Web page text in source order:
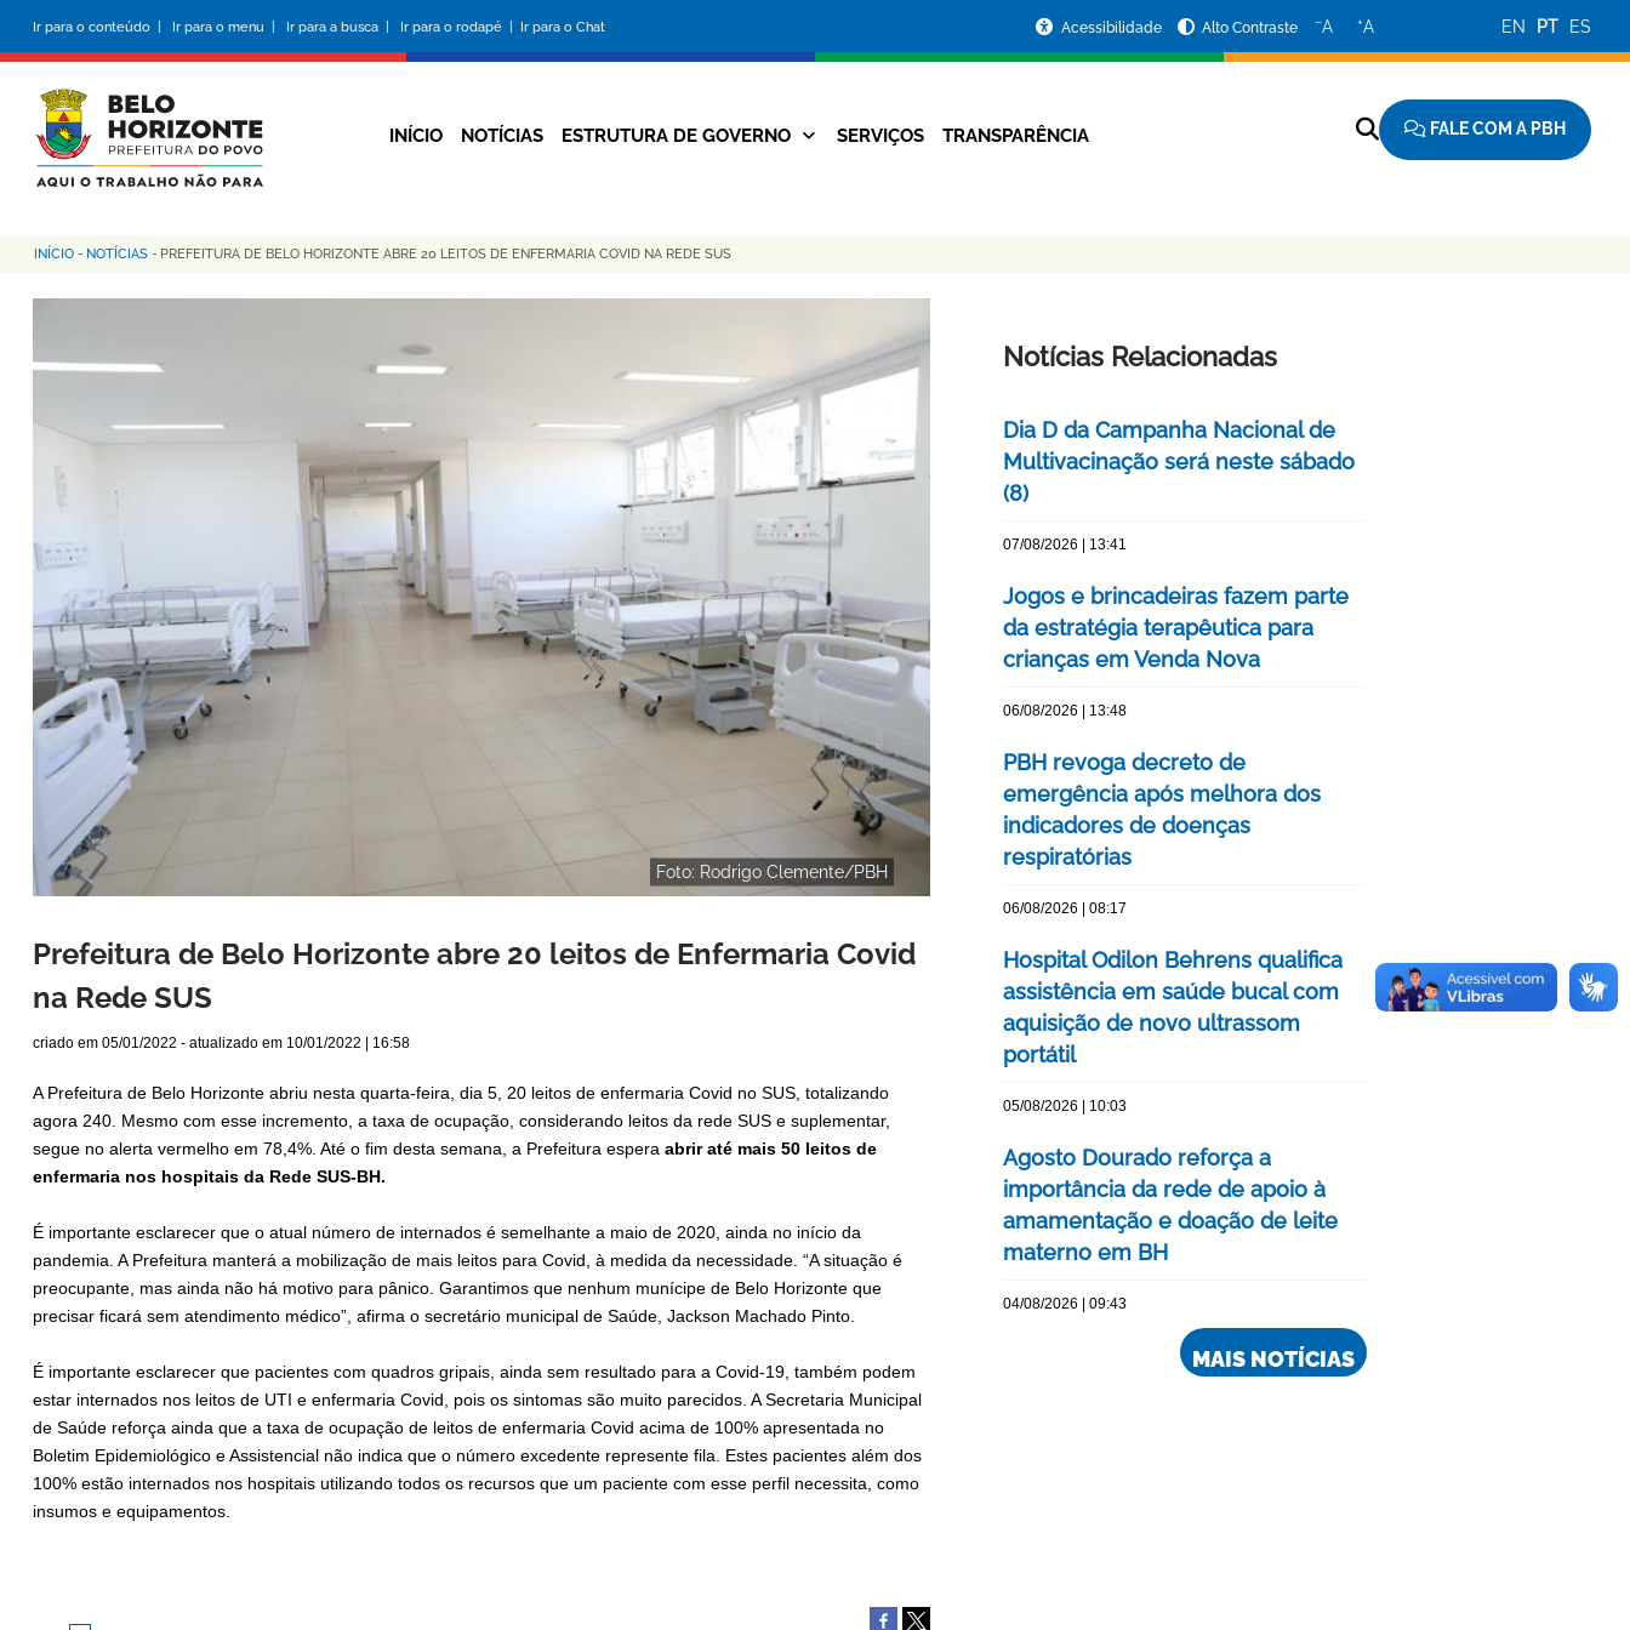
conteúdo
principal
Ir para o conteúdo | Ir para o menu | Ir para a busca | Ir para o rodapé | Ir para o Chat
da
Prefeitura
Acessibilidade Alto Contraste −A +A EN PT ES
Navegação
INÍCIO NOTÍCIAS ESTRUTURA DE GOVERNO SERVIÇOS TRANSPARÊNCIA FALE COM A PBH
Trilha
de
navegação
INÍCIO - NOTÍCIAS - PREFEITURA DE BELO HORIZONTE ABRE 20 LEITOS DE ENFERMARIA COVID NA REDE SUS
Foto: Rodrigo Clemente/PBH
Prefeitura de Belo Horizonte abre 20 leitos de Enfermaria Covid
na Rede SUS
criado em 05/01/2022 - atualizado em 10/01/2022 | 16:58
A Prefeitura de Belo Horizonte abriu nesta quarta-feira, dia 5, 20 leitos de enfermaria Covid no SUS, totalizando
agora 240. Mesmo com esse incremento, a taxa de ocupação, considerando leitos da rede SUS e suplementar,
segue no alerta vermelho em 78,4%. Até o fim desta semana, a Prefeitura espera abrir até mais 50 leitos de
enfermaria nos hospitais da Rede SUS-BH.
É importante esclarecer que o atual número de internados é semelhante a maio de 2020, ainda no início da
pandemia. A Prefeitura manterá a mobilização de mais leitos para Covid, à medida da necessidade. “A situação é
preocupante, mas ainda não há motivo para pânico. Garantimos que nenhum munícipe de Belo Horizonte que
precisar ficará sem atendimento médico”, afirma o secretário municipal de Saúde, Jackson Machado Pinto.
É importante esclarecer que pacientes com quadros gripais, ainda sem resultado para a Covid-19, também podem
estar internados nos leitos de UTI e enfermaria Covid, pois os sintomas são muito parecidos. A Secretaria Municipal
de Saúde reforça ainda que a taxa de ocupação de leitos de enfermaria Covid acima de 100% apresentada no
Boletim Epidemiológico e Assistencial não indica que o número excedente represente fila. Estes pacientes além dos
100% estão internados nos hospitais utilizando todos os recursos que um paciente com esse perfil necessita, como
insumos e equipamentos.
Notícias Relacionadas
Dia D da Campanha Nacional de
Multivacinação será neste sábado
(8)
07/08/2026 | 13:41
Jogos e brincadeiras fazem parte
da estratégia terapêutica para
crianças em Venda Nova
06/08/2026 | 13:48
PBH revoga decreto de
emergência após melhora dos
indicadores de doenças
respiratórias
06/08/2026 | 08:17
Hospital Odilon Behrens qualifica
assistência em saúde bucal com
aquisição de novo ultrassom
portátil
05/08/2026 | 10:03
Agosto Dourado reforça a
importância da rede de apoio à
amamentação e doação de leite
materno em BH
04/08/2026 | 09:43
MAIS NOTÍCIAS